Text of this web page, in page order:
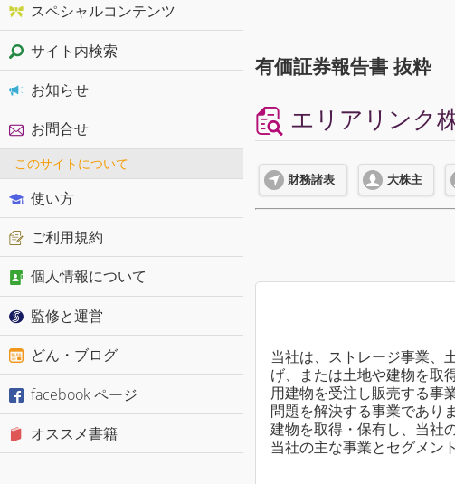
有価証券報告書 抜粋
エリアリンク
財務諸表 大株主
当社は、ストレージ事業、
げ、または土地や建物を取
用建物を受注し販売する事
問題を解決する事業であり
建物を取得・保有し、当社
当社の主な事業とセグメン
スペシャルコンテンツ
サイト内検索
お知らせ
お問合せ
このサイトについて
使い方
ご利用規約
個人情報について
監修と運営
どん・ブログ
facebook ページ
オススメ書籍